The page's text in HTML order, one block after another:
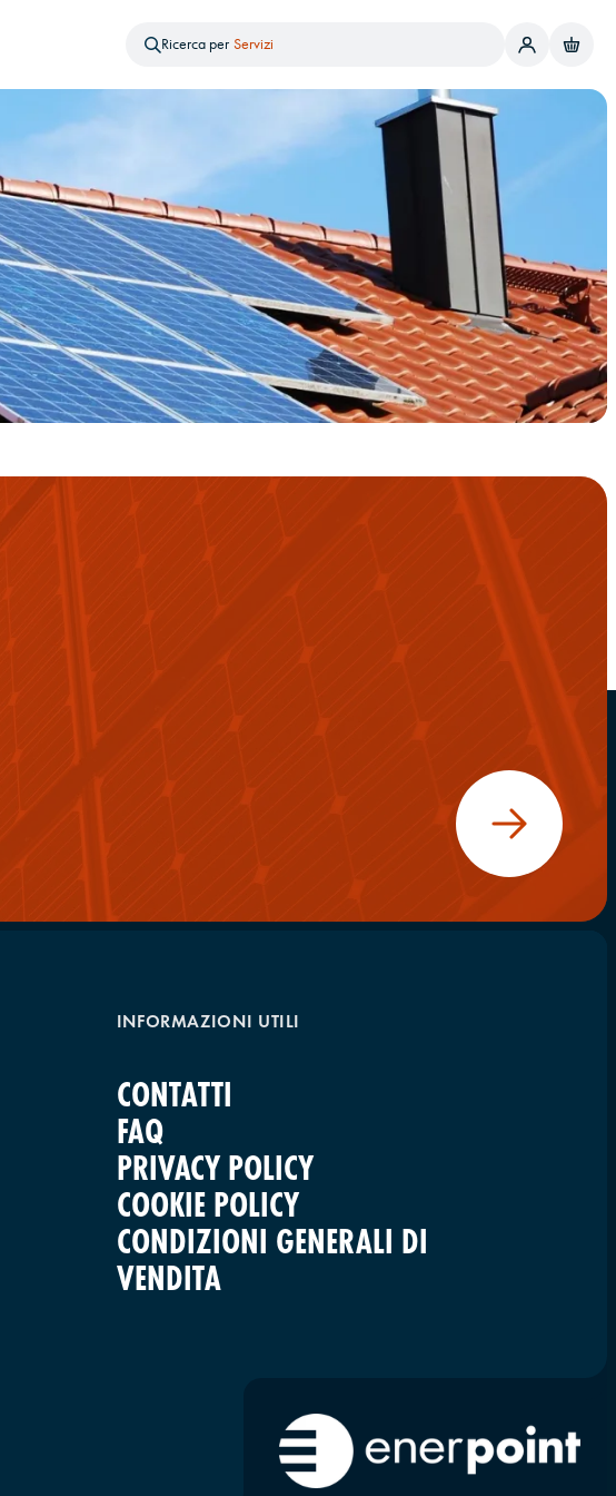
Ricerca per Notizie
INFORMAZIONI UTILI
CONTATTI
FAQ
PRIVACY POLICY
COOKIE POLICY
CONDIZIONI GENERALI DI
VENDITA